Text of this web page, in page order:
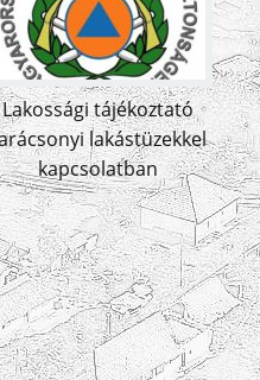
Lakossági tájékoztató
lakástüzekkel
kapcsolatban